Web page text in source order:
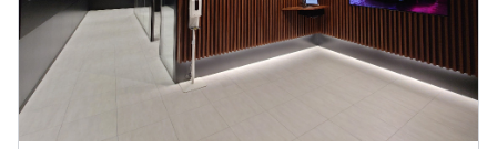
9：00～18：00（1日8時間、休憩60分）
休憩時間：11:30-13:30の間で60分
平均残業時間：平均10-20時間／月